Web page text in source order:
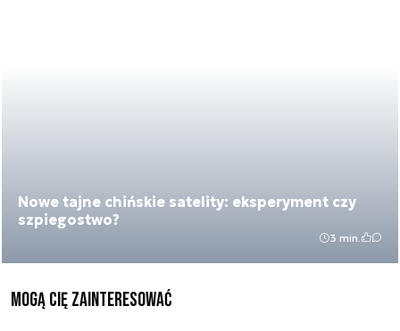
Nowe tajne chińskie satelity: eksperyment czy
szpiegostwo?
3 min.
Mogą Cię zainteresować